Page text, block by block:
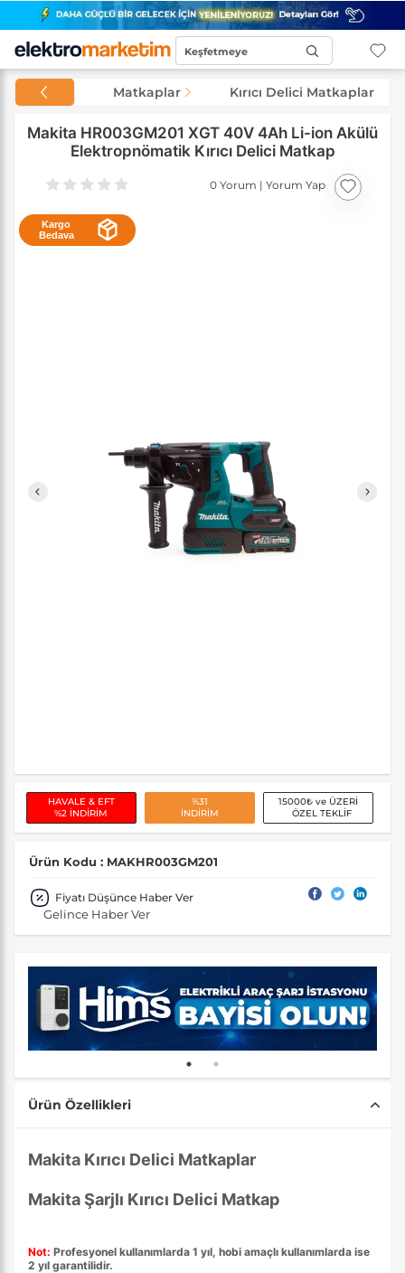
Keşfetmeye
Matkaplar Kırıcı Delici Matkaplar
Makita HR003GM201 XGT 40V 4Ah Li-ion Akülü
Elektropnömatik Kırıcı Delici Matkap
0 Yorum | Yorum Yap
Kargo
Bedava
HAVALE & EFT
%2 İNDİRİM
%31
İNDİRİM
15000₺ ve ÜZERİ
ÖZEL TEKLİF
Ürün Kodu : MAKHR003GM201
Fiyatı Düşünce Haber Ver
Gelince Haber Ver
Ürün Özellikleri
Makita Kırıcı Delici Matkaplar
Makita Şarjlı Kırıcı Delici Matkap
Not: Profesyonel kullanımlarda 1 yıl, hobi amaçlı kullanımlarda ise
2 yıl garantilidir.